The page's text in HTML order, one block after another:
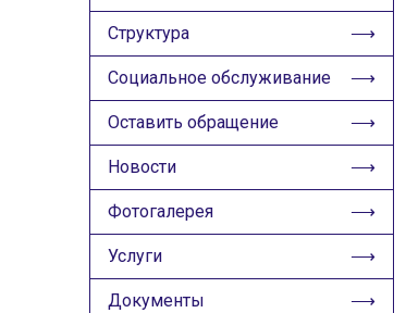
Aa
ИЗОБРАЖЕНИЯ
🔊 Включить озвучивание
Структура
Социальное обслуживание
Оставить обращение
Новости
Фотогалерея
Услуги
Документы